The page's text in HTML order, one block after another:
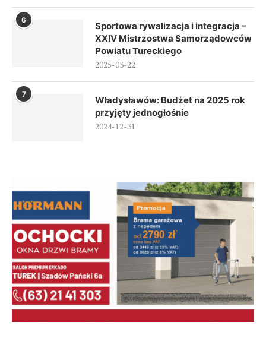
6
Sportowa rywalizacja i integracja –
XXIV Mistrzostwa Samorządowców
Powiatu Tureckiego
2025-03-22
7
Władysławów: Budżet na 2025 rok
przyjęty jednogłośnie
2024-12-31